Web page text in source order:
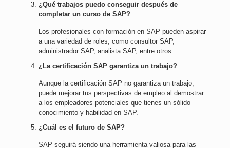
¿Qué trabajos puedo conseguir después de
completar un curso de SAP?
Los profesionales con formación en SAP pueden aspirar
a una variedad de roles, como consultor SAP,
administrador SAP, analista SAP, entre otros.
¿La certificación SAP garantiza un trabajo?
Aunque la certificación SAP no garantiza un trabajo,
puede mejorar tus perspectivas de empleo al demostrar
a los empleadores potenciales que tienes un sólido
conocimiento y habilidad en SAP.
¿Cuál es el futuro de SAP?
SAP seguirá siendo una herramienta valiosa para las